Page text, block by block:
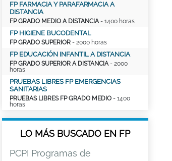
FP FARMACIA Y PARAFARMACIA A
DISTANCIA
FP GRADO MEDIO A DISTANCIA- 1400 horas
FP HIGIENE BUCODENTAL
FP GRADO SUPERIOR - 2000 horas
FP EDUCACIÓN INFANTIL A DISTANCIA
FP GRADO SUPERIOR A DISTANCIA- 2000
horas
PRUEBAS LIBRES FP EMERGENCIAS
SANITARIAS
PRUEBAS LIBRES FP GRADO MEDIO - 1400
horas
LO MÁS BUSCADO EN FP
PCPI Programas de